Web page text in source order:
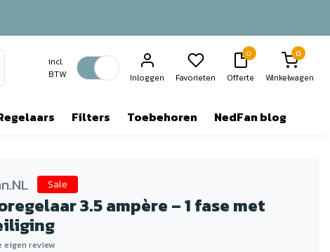
incl.
BTW
Inloggen Favorieten
0
Offerte
0
Winkelwagen
Filters Toebehoren NedFan blog
Sale
3.5 ampère – 1 fase met
review